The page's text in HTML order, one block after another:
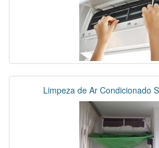
Limpeza de Ar Condicionado